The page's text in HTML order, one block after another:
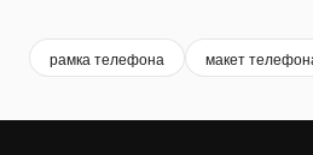
рамка телефона макет